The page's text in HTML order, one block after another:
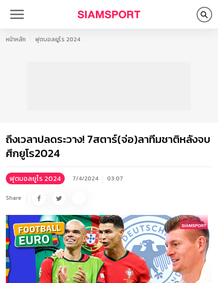
หน้าหลัก ฟุตบอลยูโร 2024
ถึงเวลาปลดระวาง! 7สตาร์(จ่อ)ลาทีมชาติหลังจบ
ศึกยูโร2024
ฟุตบอลยูโร 2024 7/4/2024 03:07
Share